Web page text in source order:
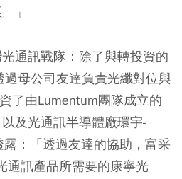
」
通訊戰隊：除了與轉投資的
過母公司友達負責光纖對位與
了由Lumentum團隊成立的
及光通訊半導體廠環宇-
露：「透過友達的協助，富采
通訊產品所需要的康寧光